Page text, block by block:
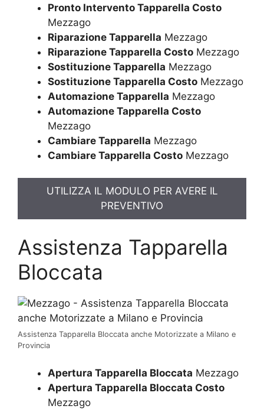
Pronto Intervento Tapparella Costo
Mezzago
Riparazione Tapparella Mezzago
Riparazione Tapparella Costo Mezzago
Sostituzione Tapparella Mezzago
Sostituzione Tapparella Costo Mezzago
Automazione Tapparella Mezzago
Automazione Tapparella Costo
Mezzago
Cambiare Tapparella Mezzago
Cambiare Tapparella Costo Mezzago
UTILIZZA IL MODULO PER AVERE IL
PREVENTIVO
Assistenza Tapparella
Bloccata
Assistenza Tapparella Bloccata anche Motorizzate a Milano e
Provincia
Apertura Tapparella Bloccata Mezzago
Apertura Tapparella Bloccata Costo
Mezzago